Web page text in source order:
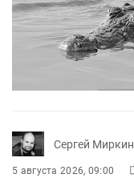
Сергей Миркин
5 августа 2026, 09:00